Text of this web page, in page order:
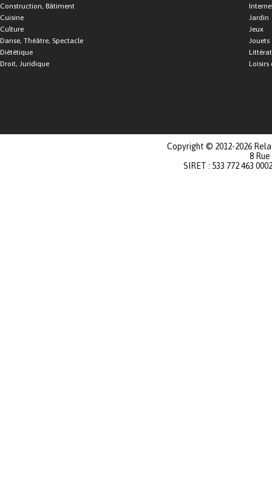
Construction, Bâtiment
Cuisine
Culture
Danse, Théâtre, Spectacle
Diététique
Droit, Juridique
Jardin
Jeux
Jouets
Loisirs
Copyright © 2012-2026
8
SIRET : 533 772 463